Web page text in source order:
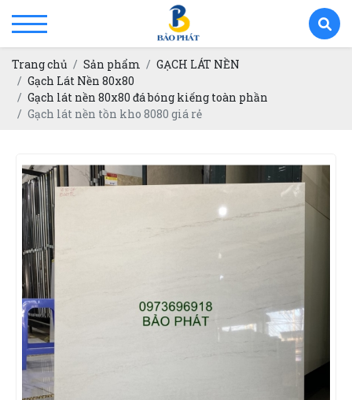
Trang chủ Sản phẩm
GẠCH LÁT NỀN
Gạch Lát Nền 80x80
Gạch lát nền 80x80 đá bóng kiếng toàn phần
Gạch lát nền tồn kho 8080 giá rẻ